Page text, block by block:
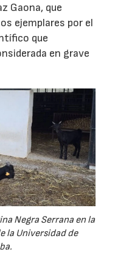
Gaona, que
ejemplares por el
que
en grave
Negra Serrana en la
la Universidad de